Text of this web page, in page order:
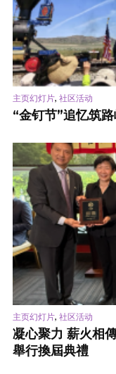
主页幻灯片, 社区活动
“金钉节”追忆筑
主页幻灯片, 社区活动
凝心聚力 薪火相
舉行換屆典禮